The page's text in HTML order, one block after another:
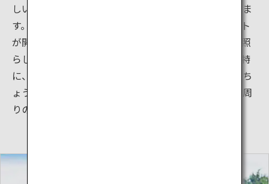
しいですが、夜になるとまた違った魅力を見せてくれま
す。毎年、秋の紅葉シーズンにはライトアップイベント
が開催されます。暖かい光が、一つ一つの銀杏の葉を照
らし出し、まるで宝石が並んでいるように輝きます。特
に、聖徳記念絵画館をバックにライトアップされたいち
ょう並木は、息をのむほどの美しさ。写真を撮る際は周
りの方々や交通に気を配り、安全に気を付けましょう